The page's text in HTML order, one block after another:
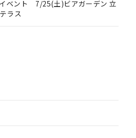
ベント 7/25(土)ビアガーデン 立
ラス